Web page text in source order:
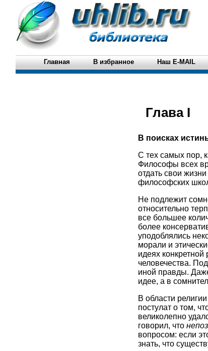
Главная В избранное Наш E-MAIL
Глава I
В поисках
С тех самых пор,
Философы всех
отдать свои
философских
Не подлежит
относительно
все большее
более
уподоблялись
морали и
идеях
человечества.
иной правды.
идее, а в
В области
постулат о том,
великолепно
говорил, что
вопросом: если
знать, что